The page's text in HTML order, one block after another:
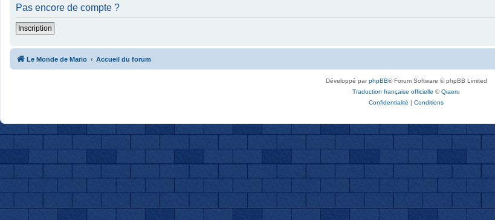
Pas encore de compte ?
Inscription
Le Monde de Mario Accueil du forum
Développé parphpBB® Forum Software © phpBB Limited
Traduction française officielle ©Qiaeru
Confidentialité | Conditions